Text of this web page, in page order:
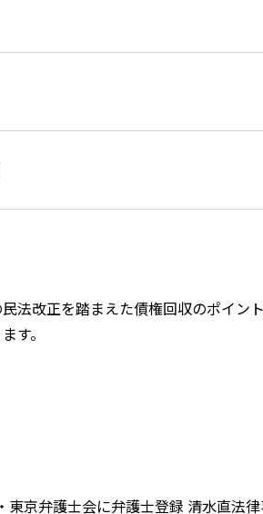
法改正を踏まえた債権回収のポイ
す。
京弁護士会に弁護士登録 清水直法